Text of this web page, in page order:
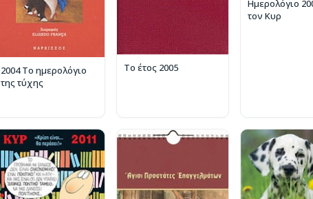
2004 Το ημερολόγιο
της τύχης
Το έτος 2005
Ημερολόγιο
τον Κυρ